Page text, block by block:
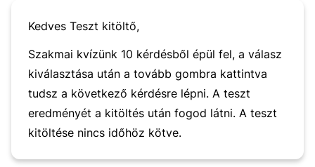
Kedves Teszt kitöltő,
Szakmai kvízünk 10 kérdésből épül fel, a válasz
kiválasztása után a tovább gombra kattintva
tudsz a következő kérdésre lépni. A teszt
eredményét a kitöltés után fogod látni. A teszt
kitöltése nincs időhöz kötve.